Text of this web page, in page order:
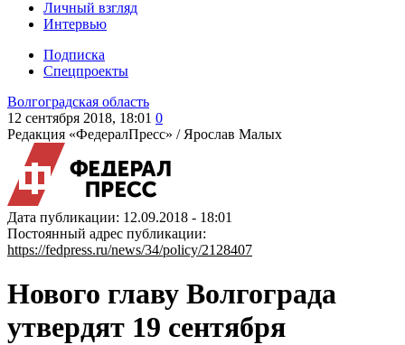
Личный взгляд
Интервью
Подписка
Спецпроекты
Волгоградская область
12 сентября 2018, 18:01 0
Редакция «ФедералПресс» / Ярослав Малых
Дата публикации: 12.09.2018 - 18:01
Постоянный адрес публикации:
https://fedpress.ru/news/34/policy/2128407
Нового главу Волгограда
утвердят 19 сентября